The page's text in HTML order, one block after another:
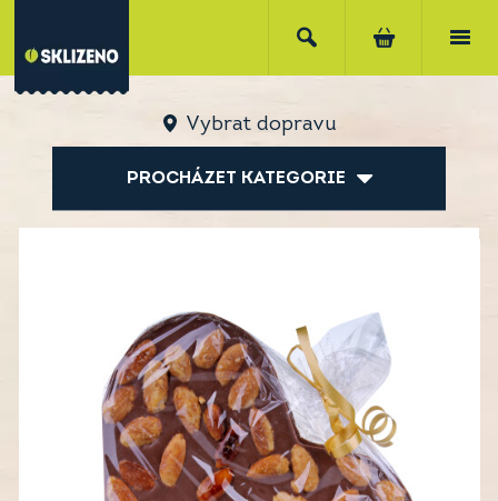
Vybrat dopravu
PROCHÁZET KATEGORIE